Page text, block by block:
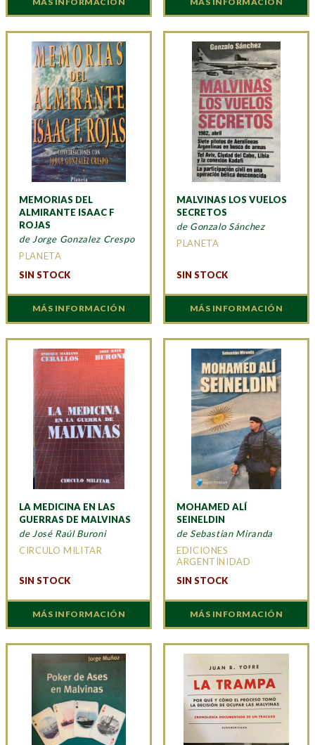
MEMORIAS DEL
ALMIRANTE ISAAC F
ROJAS
de Jorge Gonzalez Crespo
PLANETA
SIN STOCK
MÁS INFORMACIÓN
MALVINAS LOS VUELOS
SECRETOS
de Gonzalo Sánchez
PLANETA
SIN STOCK
MÁS INFORMACIÓN
LA MEDICINA EN LAS
GUERRAS DE MALVINAS
de José Raúl Buroni
CIRCULO MILITAR
SIN STOCK
MÁS INFORMACIÓN
MOHAMED ALÍ
SEINELDIN
de Sebastian Miranda
EDICIONES
ARGENTINIDAD
SIN STOCK
MÁS INFORMACIÓN